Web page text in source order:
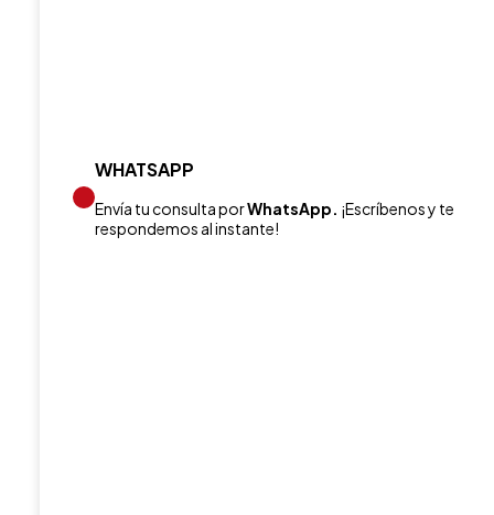
WHATSAPP
Envía tu consulta porWhatsApp. ¡Escríbenos y te
respondemos al instante!